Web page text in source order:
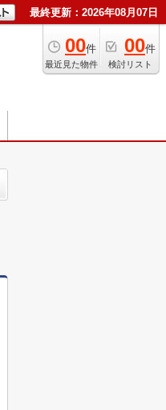
最終更新：2026年08月07日
00件
最近見た物件
00件
検討リスト